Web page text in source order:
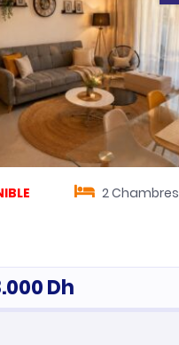
2Chambres
Dh